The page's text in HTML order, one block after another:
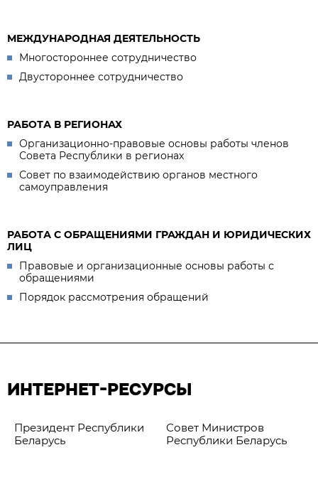
МЕЖДУНАРОДНАЯ ДЕЯТЕЛЬНОСТЬ
Многостороннее сотрудничество
Двустороннее сотрудничество
РАБОТА В РЕГИОНАХ
Организационно-правовые основы работы членов
Совета Республики в регионах
Совет по взаимодействию органов местного
самоуправления
РАБОТА С ОБРАЩЕНИЯМИ ГРАЖДАН И ЮРИДИЧЕСКИХ
ЛИЦ
Правовые и организационные основы работы с
обращениями
Порядок рассмотрения обращений
ИНТЕРНЕТ-РЕСУРСЫ
Президент Республики
Беларусь
Совет Министров
Республики Беларусь